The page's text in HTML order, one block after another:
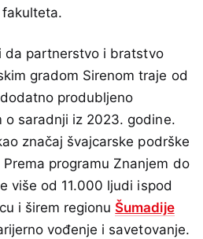
da partnerstvo i bratstvo
gradom Sirenom traje od
produbljeno
o saradnji iz 2023. godine.
značaj švajcarske podrške
programu Znanjem do
više od 11.000 ljudi ispod
i širem regionuŠumadije
vođenje i savetovanje.